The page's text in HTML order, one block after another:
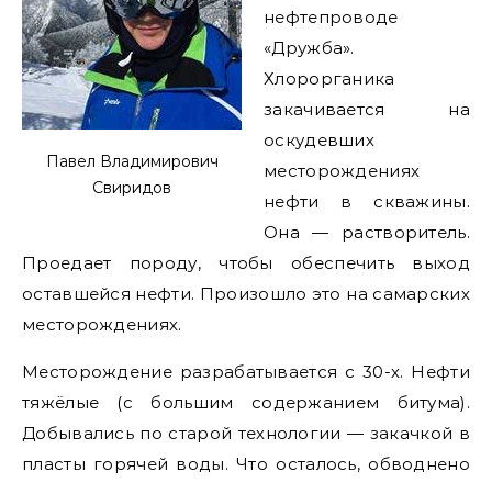
Павел Владимирович
Свиридов
нефтепроводе
«Дружба».
Хлорорганика
закачивается на
оскудевших
месторождениях
нефти в скважины.
Она — растворитель.
Проедает породу, чтобы обеспечить выход
оставшейся нефти. Произошло это на самарских
месторождениях.
Месторождение разрабатывается с 30-х. Нефти
тяжёлые (с большим содержанием битума).
Добывались по старой технологии — закачкой в
пласты горячей воды. Что осталось, обводнено